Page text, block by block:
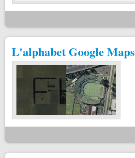
L'alphabet Google Maps